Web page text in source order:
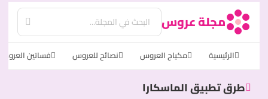
مجلة عروس
الرئيسية مكياج العروس نصائح للعروس فساتين العروس
طرق تطبيق الماسكارا